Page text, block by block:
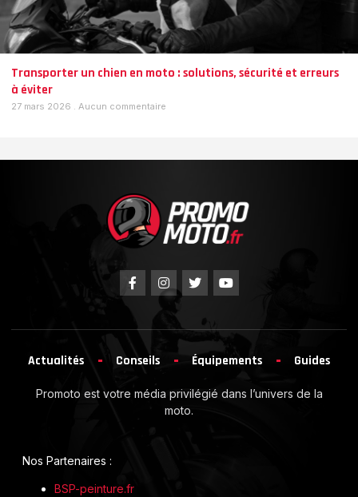
Transporter un chien en moto : solutions, sécurité et erreurs
à éviter
27 mars 2026 Aucun commentaire
Actualités Conseils Équipements Guides
Promoto est votre média privilégié dans l’univers de la
moto.
Nos Partenaires :
BSP-peinture.fr